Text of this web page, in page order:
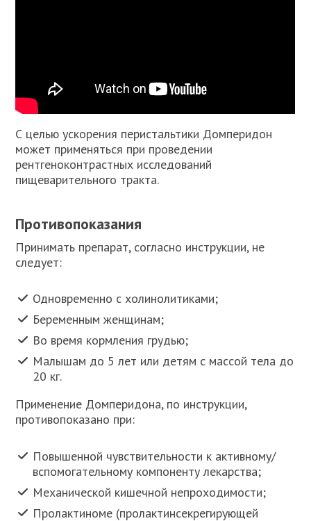
С целью ускорения перистальтики Домперидон
может применяться при проведении
рентгеноконтрастных исследований
пищеварительного тракта.
Противопоказания
Принимать препарат, согласно инструкции, не
следует:
Одновременно с холинолитиками;
Беременным женщинам;
Во время кормления грудью;
Малышам до 5 лет или детям с массой тела до
20 кг.
Применение Домперидона, по инструкции,
противопоказано при:
Повышенной чувствительности к активному/
вспомогательному компоненту лекарства;
Механической кишечной непроходимости;
Пролактиноме (пролактинсекрегирующей